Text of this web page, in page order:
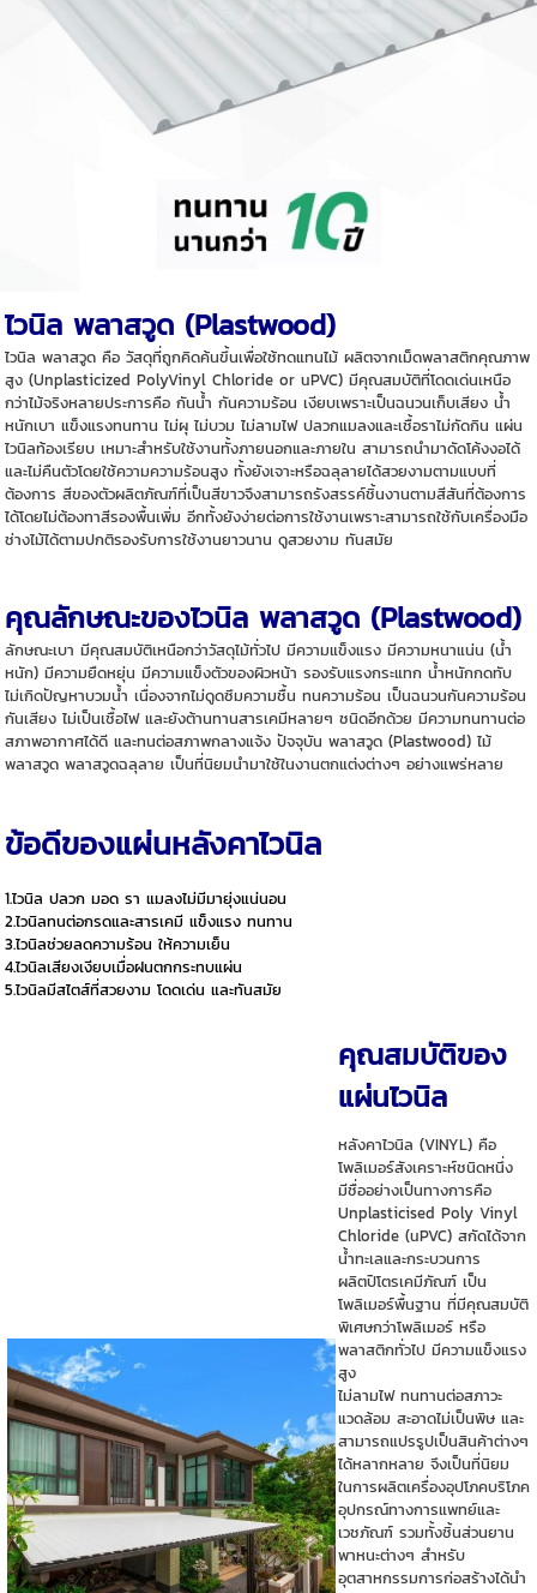
ไวนิล พลาสวูด (Plastwood)
ไวนิล พลาสวูด คือ วัสดุที่ถูกคิดค้นขึ้นเพื่อใช้ทดแทนไม้ ผลิตจากเม็ดพลาสติกคุณภาพ
สูง (Unplasticized PolyVinyl Chloride or uPVC) มีคุณสมบัติที่โดดเด่นเหนือ
กว่าไม้จริงหลายประการคือ กันน้ำ กันความร้อน เงียบเพราะเป็นฉนวนเก็บเสียง น้ำ
หนักเบา แข็งแรงทนทาน ไม่ผุ ไม่บวม ไม่ลามไฟ ปลวกแมลงและเชื้อราไม่กัดกิน แผ่น
ไวนิลท้องเรียบ เหมาะสำหรับใช้งานทั้งภายนอกและภายใน สามารถนำมาดัดโค้งงอได้
และไม่คืนตัวโดยใช้ความความร้อนสูง ทั้งยังเจาะหรือฉลุลายได้สวยงามตามแบบที่
ต้องการ สีของตัวผลิตภัณฑ์ที่เป็นสีขาวจึงสามารถรังสรรค์ชิ้นงานตามสีสันที่ต้องการ
ได้โดยไม่ต้องทาสีรองพื้นเพิ่ม อีกทั้งยังง่ายต่อการใช้งานเพราะสามารถใช้กับเครื่องมือ
ช่างไม้ได้ตามปกติรองรับการใช้งานยาวนาน ดูสวยงาม ทันสมัย
คุณลักษณะของไวนิล พลาสวูด (Plastwood)
ลักษณะเบา มีคุณสมบัติเหนือกว่าวัสดุไม้ทั่วไป มีความแข็งแรง มีความหนาแน่น (น้ำ
หนัก) มีความยืดหยุ่น มีความแข็งตัวของผิวหน้า รองรับแรงกระแทก น้ำหนักกดทับ
ไม่เกิดปัญหาบวมน้ำ เนื่องจากไม่ดูดซึมความชื้น ทนความร้อน เป็นฉนวนกันความร้อน
กันเสียง ไม่เป็นเชื้อไฟ และยังต้านทานสารเคมีหลายๆ ชนิดอีกด้วย มีความทนทานต่อ
สภาพอากาศได้ดี และทนต่อสภาพกลางแจ้ง ปัจจุบัน พลาสวูด (Plastwood) ไม้
พลาสวูด พลาสวูดฉลุลาย เป็นที่นิยมนำมาใช้ในงานตกแต่งต่างๆ อย่างแพร่หลาย
ข้อดีของแผ่นหลังคาไวนิล
1.ไวนิล ปลวก มอด รา แมลงไม่มีมายุ่งแน่นอน
2.ไวนิลทนต่อกรดและสารเคมี แข็งแรง ทนทาน
3.ไวนิลช่วยลดความร้อน ให้ความเย็น
4.ไวนิลเสียงเงียบเมื่อฝนตกกระทบแผ่น
5.ไวนิลมีสไตส์ที่สวยงาม โดดเด่น และทันสมัย
คุณสมบัติของ
แผ่นไวนิล
หลังคาไวนิล (VINYL) คือ
โพลิเมอร์สังเคราะห์ชนิดหนึ่ง
มีชื่ออย่างเป็นทางการคือ
Unplasticised Poly Vinyl
Chloride (uPVC) สกัดได้จาก
น้ำทะเลและกระบวนการ
ผลิตปิโตรเคมีภัณฑ์ เป็น
โพลิเมอร์พื้นฐาน ที่มีคุณสมบัติ
พิเศษกว่าโพลิเมอร์ หรือ
พลาสติกทั่วไป มีความแข็งแรง
สูง
ไม่ลามไฟ ทนทานต่อสภาวะ
แวดล้อม สะอาดไม่เป็นพิษ และ
สามารถแปรรูปเป็นสินค้าต่างๆ
ได้หลากหลาย จึงเป็นที่นิยม
ในการผลิตเครื่องอุปโภคบริโภค
อุปกรณ์ทางการแพทย์และ
เวชภัณฑ์ รวมทั้งชิ้นส่วนยาน
พาหนะต่างๆ สำหรับ
อุตสาหกรรมการก่อสร้างได้นำ